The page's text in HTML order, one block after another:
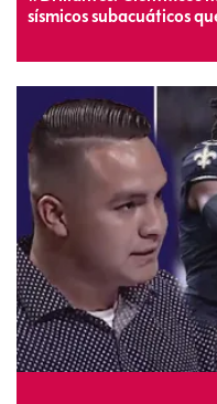
sísmicos subacuáticos